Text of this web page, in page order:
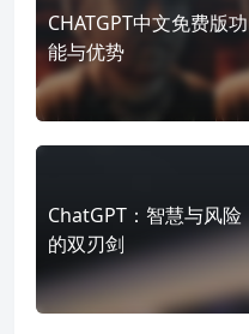
CHATGPT中文免费版功
能与优势
ChatGPT：智慧与风险
的双刃剑